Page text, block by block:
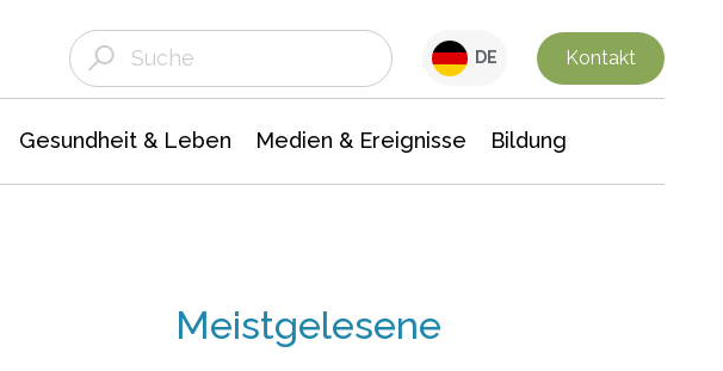
DE Kontakt
Gesundheit & Leben Medien & Ereignisse Bildung
Meistgelesene